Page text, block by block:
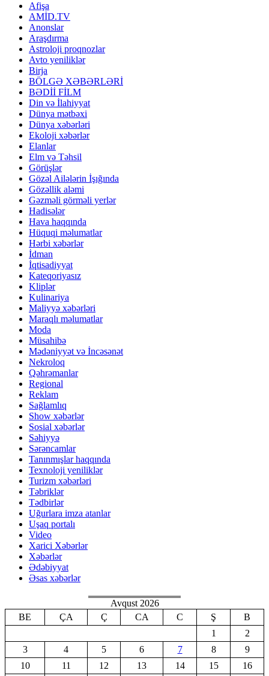
Afişa
AMİD.TV
Anonslar
Araşdırma
Astroloji proqnozlar
Avto yeniliklər
Birja
BÖLGƏ XƏBƏRLƏRİ
BƏDİİ FİLM
Din və İlahiyyat
Dünya mətbəxi
Dünya xəbərləri
Ekoloji xəbərlər
Elanlar
Elm və Təhsil
Görüşlər
Gözəl Ailələrin İşığında
Gözəllik aləmi
Gəzməli görməli yerlər
Hadisələr
Hava haqqında
Hüquqi məlumatlar
Hərbi xəbərlər
İdman
İqtisadiyyat
Kateqoriyasız
Kliplər
Kulinariya
Maliyyə xəbərləri
Maraqlı məlumatlar
Moda
Müsahibə
Mədəniyyət və İncəsənət
Nekroloq
Qəhrəmanlar
Regional
Reklam
Sağlamlıq
Show xəbərlər
Sosial xəbərlər
Səhiyyə
Sərəncamlar
Tanınmışlar haqqında
Texnoloji yeniliklər
Turizm xəbərləri
Təbriklər
Tədbirlər
Uğurlara imza atanlar
Uşaq portalı
Video
Xarici Xəbərlər
Xəbərlər
Ədəbiyyat
Əsas xəbərlər
Avqust 2026
BE
ÇA Ç CA C Ş
B
1
2
3
4 5 6 7 8
9
10
11 12 13 14 15
16